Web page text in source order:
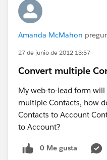
Amanda McMahon
27 de junio de 2012 13:57
Convert multiple
My web-to-lead form
multiple Contacts, how
Contacts to Account
to Account?
0 Me gusta